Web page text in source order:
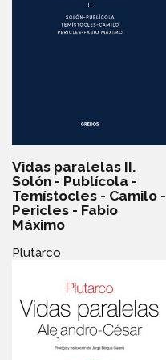
Vidas paralelas II.
Solón - Publícola -
Temístocles - Camilo -
Pericles - Fabio
Máximo
Plutarco